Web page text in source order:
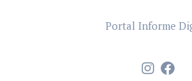
Portal Informe